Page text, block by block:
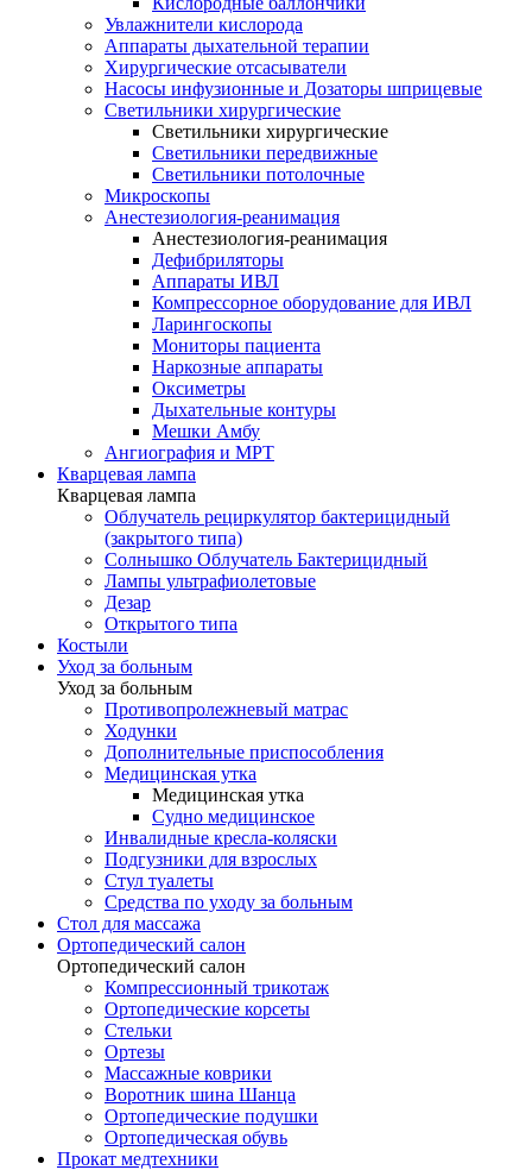
Увлажнители кислорода
Аппараты дыхательной терапии
Хирургические отсасыватели
Насосы инфузионные и Дозаторы шприцевые
Светильники хирургические
Светильники хирургические
Светильники передвижные
Светильники потолочные
Микроскопы
Анестезиология-реанимация
Анестезиология-реанимация
Дефибриляторы
Аппараты ИВЛ
Компрессорное оборудование для ИВЛ
Ларингоскопы
Мониторы пациента
Наркозные аппараты
Оксиметры
Дыхательные контуры
Мешки Амбу
Ангиография и МРТ
Кварцевая лампа
Кварцевая лампа
Облучатель рециркулятор бактерицидный
(закрытого типа)
Солнышко Облучатель Бактерицидный
Лампы ультрафиолетовые
Дезар
Открытого типа
Костыли
Уход за больным
Уход за больным
Противопролежневый матрас
Ходунки
Дополнительные приспособления
Медицинская утка
Медицинская утка
Судно медицинское
Инвалидные кресла-коляски
Подгузники для взрослых
Стул туалеты
Средства по уходу за больным
Cтол для массажа
Ортопедический салон
Ортопедический салон
Компрессионный трикотаж
Ортопедические корсеты
Стельки
Ортезы
Массажные коврики
Воротник шина Шанца
Ортопедические подушки
Ортопедическая обувь
Прокат медтехники